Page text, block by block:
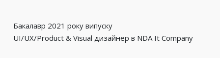
Бакалавр 2021 року випуску
UI/UX/Product & Visual дизайнер в NDA It Company